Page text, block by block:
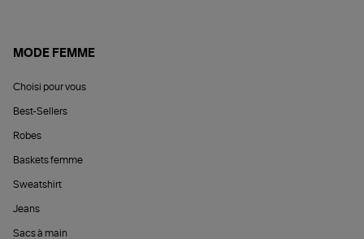
MODE FEMME
Choisi pour vous
Best-Sellers
Robes
Baskets femme
Sweatshirt
Jeans
Sacs à main